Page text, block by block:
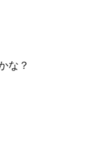
な？